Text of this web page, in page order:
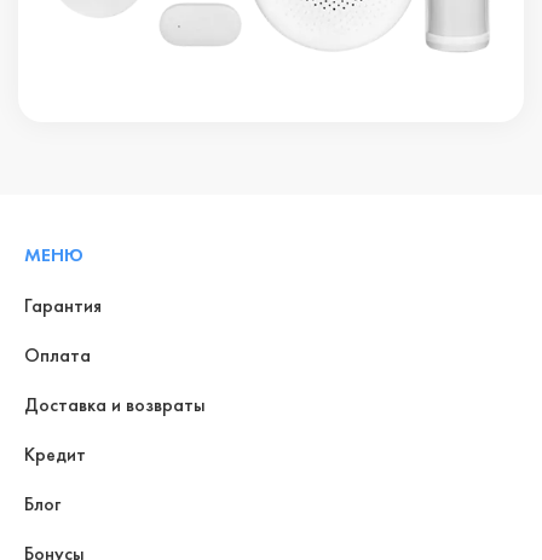
МЕНЮ
Гарантия
Оплата
Доставка и возвраты
Кредит
Блог
Бонусы